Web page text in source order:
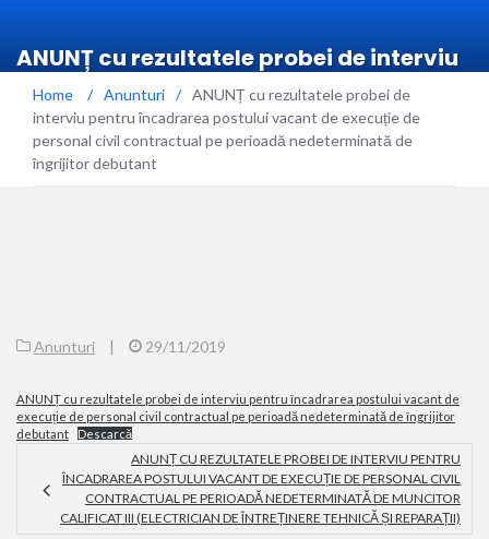
ANUNȚ cu rezultatele probei de interviu
pentru încadrarea postului vacant de
execuție de personal civil contractual
pe perioadă nedeterminată de îngrijitor
debutant
Home / Anunturi / ANUNȚ cu rezultatele probei de
interviu pentru încadrarea postului vacant de execuție de
personal civil contractual pe perioadă nedeterminată de
îngrijitor debutant
Anunturi 29/11/2019
ANUNȚ cu rezultatele probei de interviu pentru încadrarea postului vacant de
execuție de personal civil contractual pe perioadă nedeterminată de îngrijitor
debutant
Descarcă
ANUNȚ CU REZULTATELE PROBEI DE INTERVIU PENTRU
ÎNCADRAREA POSTULUI VACANT DE EXECUȚIE DE PERSONAL CIVIL
CONTRACTUAL PE PERIOADĂ NEDETERMINATĂ DE MUNCITOR
CALIFICAT III (ELECTRICIAN DE ÎNTREȚINERE TEHNICĂ ȘI REPARAȚII)